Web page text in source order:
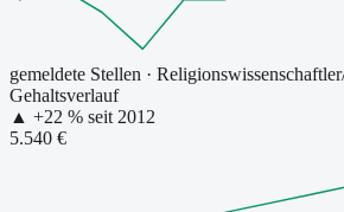
gemeldete Stellen ·
Gehaltsverlauf
▲ +22 % seit 2012
5.540 €